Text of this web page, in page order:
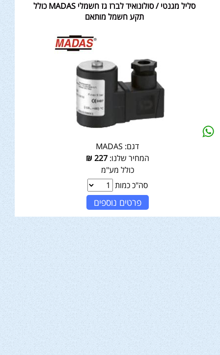
סליל מגנטי / סולונואיד לברז גז חשמלי MADAS כולל
תקע חשמל מותאם
דגם: MADAS
המחיר שלנו:227
₪
כולל מע"מ
סה"כ כמות
פרטים נוספים